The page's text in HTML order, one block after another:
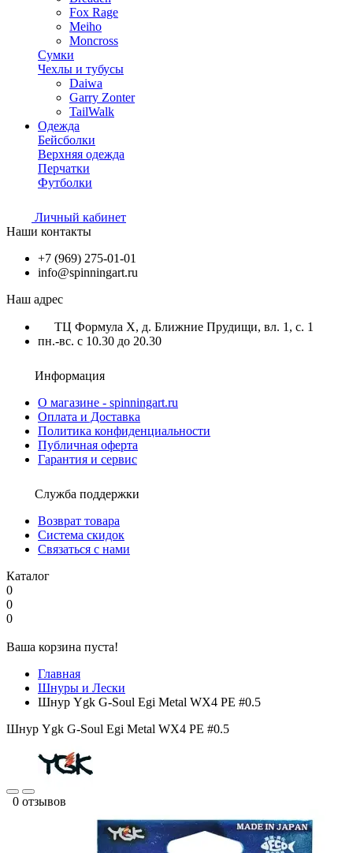
Fox Rage
Meiho
Moncross
Сумки
Чехлы и тубусы
Daiwa
Garry Zonter
TailWalk
Одежда
Бейсболки
Верхняя одежда
Перчатки
Футболки
Личный кабинет
Наши контакты
+7 (969) 275-01-01
info@spinningart.ru
Наш адрес
ТЦ Формула X, д. Ближние Прудищи, вл. 1, с. 1
пн.-вс. с 10.30 до 20.30
Информация
О магазине - spinningart.ru
Оплата и Доставка
Политика конфиденциальности
Публичная оферта
Гарантия и сервис
Служба поддержки
Возврат товара
Система скидок
Связаться с нами
Каталог
0
0
0
Ваша корзина пуста!
Главная
Шнуры и Лески
Шнур Ygk G-Soul Egi Metal WX4 PE #0.5
Шнур Ygk G-Soul Egi Metal WX4 PE #0.5
0 отзывов